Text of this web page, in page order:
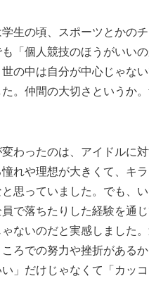
生の頃、スポーツとかの
「個人競技のほうがいい
の中は自分が中心じゃな
。仲間の大切さというか
わったのは、アイドルに
れや理想が大きくて、キ
思っていました。でも、
で落ちたりした経験を通
ないのだと実感しました
ろでの努力や挫折がある
」だけじゃなくて「カッ